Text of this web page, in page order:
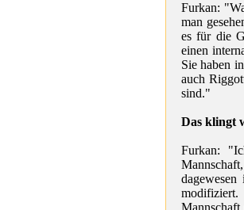
Furkan:
man
es für die
einen
Sie haben
auch
sind."
Das klingt
Furkan: